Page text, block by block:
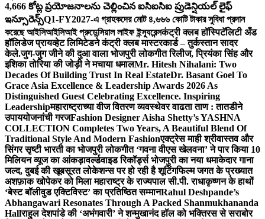
4,666 కోట్ల ప్రయోజనాలను చెల్లించిన ఐసిఐసిఐ ప్రుడెన్షియల్ లైఫ్
ఇన్సూరెన్స్Q1-FY2027-এ গ্রাহকদের মোট ৪,৬৬৬ কোটি টাকার সুবিধা প্রদান
করেছে আইসিআইসিআই প্রুডেন্সিয়াল লাইফ ইন্স্যুরেন্সकंट्री क्लब हॉस्पिटॅलिटी अँड
हॉलिडेज प्रायव्हेट लिमिटेडने कंट्री क्लब मास्टरकार्ड – तुर्कस्तान सादर
केले.जुग-जुग जीने की दुआ वाला भोजपुरी लोकगीत रिलीज, प्रियंका सिंह और
इशिका तोरिया की जोड़ी ने मचाया धमालMr. Hitesh Nihalani: Two
Decades Of Building Trust In Real EstateDr. Basant Goel To
Grace Asia Excellence & Leadership Awards 2026 As
Distinguished Guest Celebrating Excellence. Inspiring
Leadershipमहाराष्ट्राच्या वीज वितरण व्यवस्थेवर वाढता ताण : तातडीने
उपाययोजनांची गरजFashion Designer Aisha Shetty’s YASHNA
COLLECTION Completes Two Years, A Beautiful Blend Of
Traditional Style And Modern Fashionएक्ट्रेस माही श्रीवास्तव और
सिंगर सृष्टी भारती का भोजपुरी लोकगीत ‘गवना वीएस खेलवना’ ने पार किया 10
मिलियन व्यूज का आंकड़ावर्ल्डवाइड रिकॉर्ड्स भोजपुरी का नया धमाकेदार गाना
जल्द, दुबई की खूबसूरत लोकेशन्स पर हो रही है शूटिंगफिल्म जगत के प्रख्यात
अशफ़ाक खोपेकर को मिला महाराष्ट्र के राज्यपाल सी.पी. राधाकृष्णन के हाथों
‘बेस्ट बॉलीवुड एक्टिविस्ट’ का प्रतिष्ठित सम्मानRahul Deshpande’s
Abhangawari Resonates Through A Packed Shanmukhananda
Hallराहुल देशपांडे की ‘अभंगवारी’ ने शन्मुखानंद हॉल को भक्तिरस से सराबोर